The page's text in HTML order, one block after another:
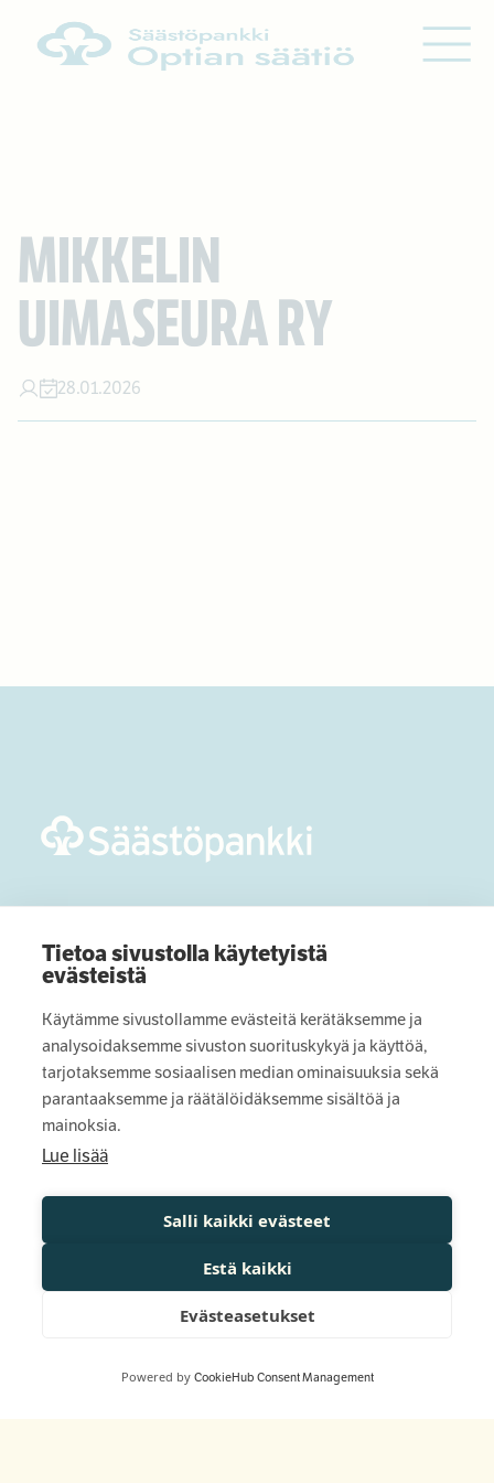
Tietoa sivustolla käytetyistä
evästeistä
Käytämme sivustollamme evästeitä kerätäksemme ja
analysoidaksemme sivuston suorituskykyä ja käyttöä,
tarjotaksemme sosiaalisen median ominaisuuksia sekä
parantaaksemme ja räätälöidäksemme sisältöä ja
mainoksia.
Lue lisää
Salli kaikki evästeet
Estä kaikki
Evästeasetukset
Powered by CookieHub Consent Management
MIKKELIN
UIMASEURA RY
28.01.2026
Optian säätiö luo uskoa tulevaan siellä,
missä sitä eniten tarvitaan. Tuemme ihmisiä
ja yhteisöjä, jotka pyrkivät rakentamaan
toiveikkaampaa Itä-, Keski- ja Pohjois-
Suomea.